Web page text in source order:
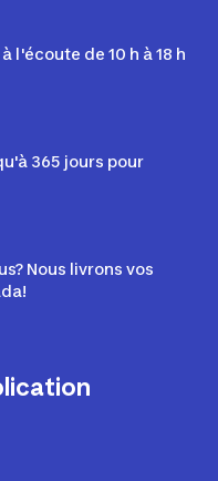
l'écoute de 10 h à 18 h
365 jours pour
Nous livrons vos